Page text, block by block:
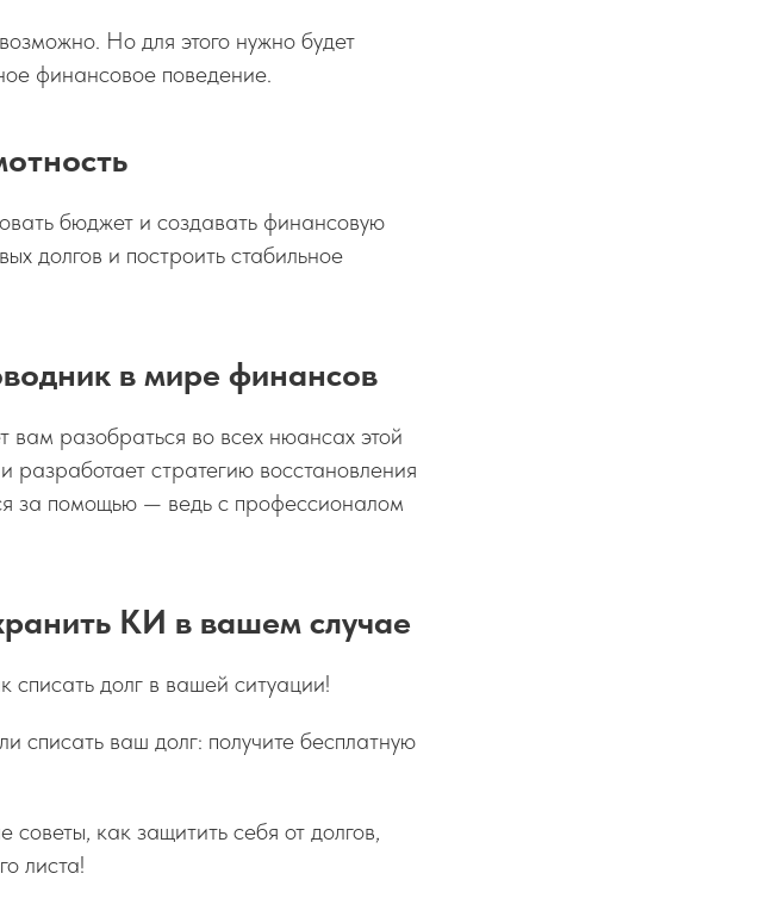
Но для этого нужно будет
финансовое поведение.
бюджет и создавать финансовую
долгов и построить стабильное
в мире финансов
разобраться во всех нюансах этой
стратегию восстановления
за помощью — ведь с профессионалом
КИ в вашем случае
списать долг в вашей ситуации!
списать ваш долг: получите бесплатную
советы, как защитить себя от долгов,
листа!